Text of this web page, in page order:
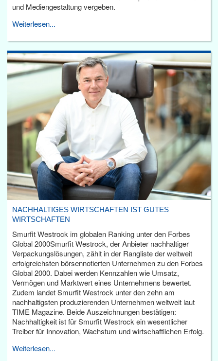
und Mediengestaltung vergeben.
Weiterlesen...
NACHHALTIGES WIRTSCHAFTEN IST GUTES
WIRTSCHAFTEN
Smurfit Westrock im globalen Ranking unter den Forbes
Global 2000Smurfit Westrock, der Anbieter nachhaltiger
Verpackungslösungen, zählt in der Rangliste der weltweit
erfolgreichsten börsennotierten Unternehmen zu den Forbes
Global 2000. Dabei werden Kennzahlen wie Umsatz,
Vermögen und Marktwert eines Unternehmens bewertet.
Zudem landet Smurfit Westrock unter den zehn am
nachhaltigsten produzierenden Unternehmen weltweit laut
TIME Magazine. Beide Auszeichnungen bestätigen:
Nachhaltigkeit ist für Smurfit Westrock ein wesentlicher
Treiber für Innovation, Wachstum und wirtschaftlichen Erfolg.
Weiterlesen...